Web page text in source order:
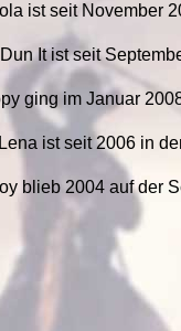
ist seit November
It ist seit
ging im Januar
ist seit 2006 in
blieb 2004 auf der